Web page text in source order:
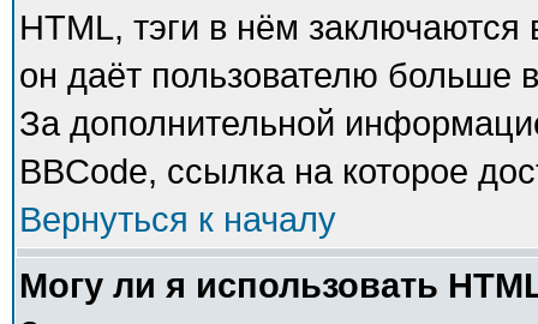
HTML, тэги в нём
он даёт пользователю больше
За дополнительной
BBCode, ссылка на которое
Вернуться к началу
Могу ли я использовать